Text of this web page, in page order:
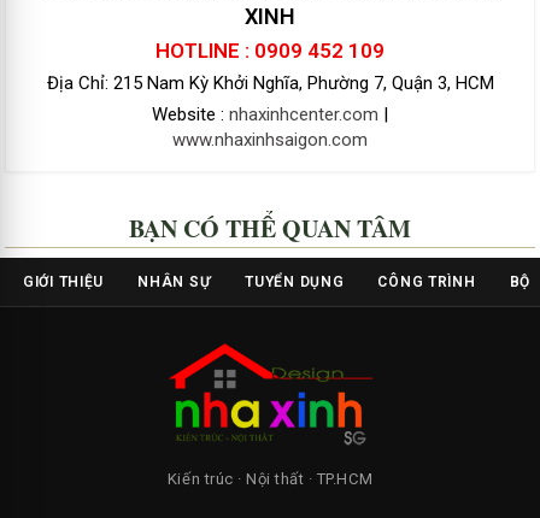
XINH
HOTLINE : 0909 452 109
Địa Chỉ: 215 Nam Kỳ Khởi Nghĩa, Phường 7, Quận 3, HCM
Website : nhaxinhcenter.com |
www.nhaxinhsaigon.com
BẠN CÓ THỂ QUAN TÂM
GIỚI THIỆU NHÂN SỰ TUYỂN DỤNG CÔNG TRÌNH BỘ
Kiến trúc · Nội thất · TP.HCM